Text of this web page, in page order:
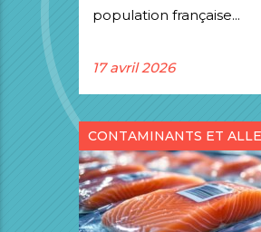
population française...
17 avril 2026
CONTAMINANTS ET